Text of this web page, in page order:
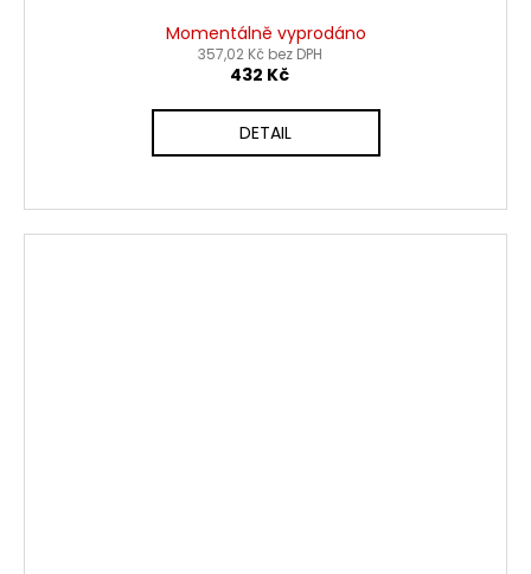
Momentálně vyprodáno
357,02 Kč bez DPH
432 Kč
DETAIL